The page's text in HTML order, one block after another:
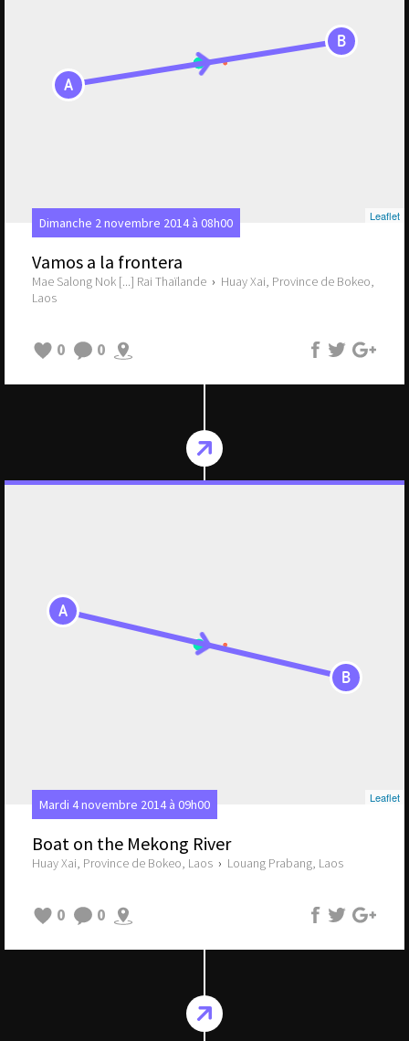
A
B
Leaflet
Dimanche 2 novembre 2014 à 08h00
Vamos a la frontera
Mae Salong Nok [...] Rai Thaïlande › Huay Xai, Province de Bokeo,
Laos
0 0
A
B
Leaflet
Mardi 4 novembre 2014 à 09h00
Boat on the Mekong River
Huay Xai, Province de Bokeo, Laos › Louang Prabang, Laos
0 0